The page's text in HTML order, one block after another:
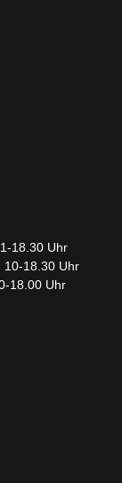
18.30 Uhr
10-18.30 Uhr
18.00 Uhr